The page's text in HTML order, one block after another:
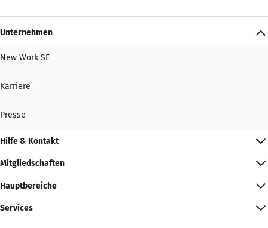
Unternehmen
New Work SE
Karriere
Presse
Hilfe & Kontakt
Mitgliedschaften
Hauptbereiche
Services